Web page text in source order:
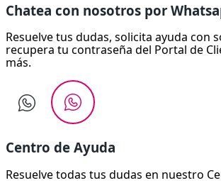
Chatea con nosotros por
Resuelve tus dudas, solicita ayuda con
recupera tu contraseña del Portal de
más.
Centro de Ayuda
Resuelve todas tus dudas en nuestro